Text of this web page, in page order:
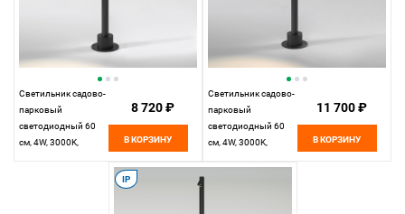
Светильник садово-
парковый
светодиодный 60
см, 4W, 3000K,
8 720 ₽
В КОРЗИНУ
Светильник садово-
парковый
светодиодный 60
см, 4W, 3000K,
11 700 ₽
В КОРЗИНУ
IP